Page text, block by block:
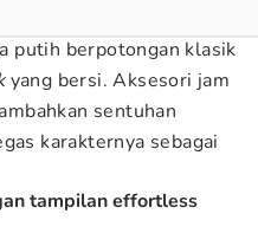
putih berpotongan klasik
yang bersi. Aksesori jam
sentuhan
karakternya sebagai
tampilan effortless